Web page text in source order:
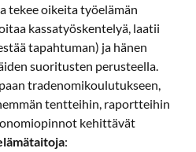
tekee oikeita työelämän
kassatyöskentelyä, laatii
tapahtuman) ja hänen
suoritusten perusteella.
tradenomikoulutukseen,
tentteihin, raportteihin
kehittävät
: